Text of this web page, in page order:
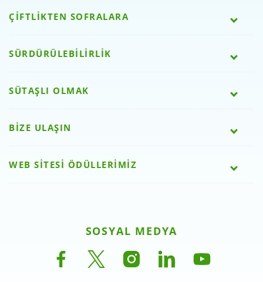
ÇİFTLİKTEN SOFRALARA
SÜRDÜRÜLEBİLİRLİK
SÜTAŞLI OLMAK
BİZE ULAŞIN
WEB SİTESİ ÖDÜLLERİMİZ
SOSYAL MEDYA